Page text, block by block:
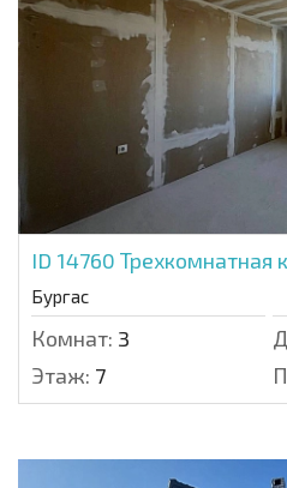
ID 14760 Трехкомнатная
Бургас
Комнат: 3
Этаж: 7